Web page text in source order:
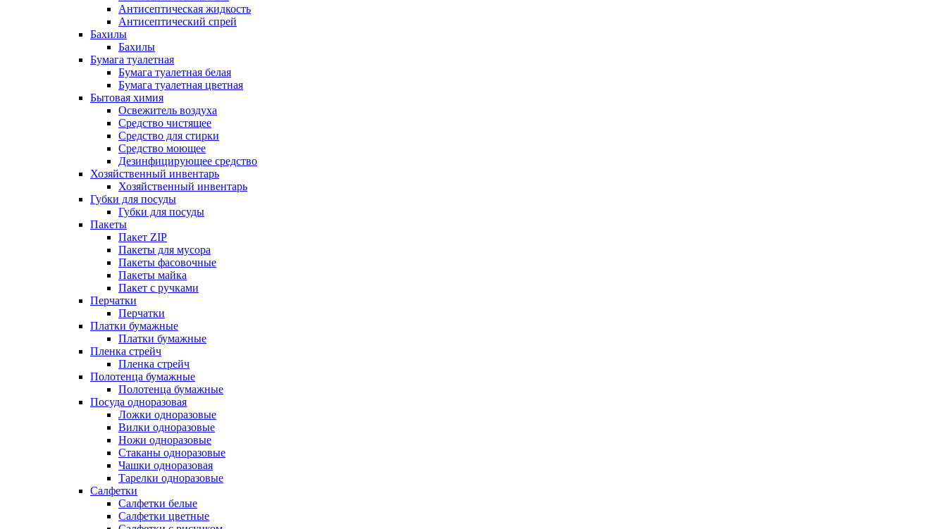
Антисептическая жидкость
Антисептический спрей
Бахилы
Бахилы
Бумага туалетная
Бумага туалетная белая
Бумага туалетная цветная
Бытовая химия
Освежитель воздуха
Средство чистящее
Средство для стирки
Средство моющее
Дезинфицирующее средство
Хозяйственный инвентарь
Хозяйственный инвентарь
Губки для посуды
Губки для посуды
Пакеты
Пакет ZIP
Пакеты для мусора
Пакеты фасовочные
Пакеты майка
Пакет с ручками
Перчатки
Перчатки
Платки бумажные
Платки бумажные
Пленка стрейч
Пленка стрейч
Полотенца бумажные
Полотенца бумажные
Посуда одноразовая
Ложки одноразовые
Вилки одноразовые
Ножи одноразовые
Стаканы одноразовые
Чашки одноразовая
Тарелки одноразовые
Салфетки
Салфетки белые
Салфетки цветные